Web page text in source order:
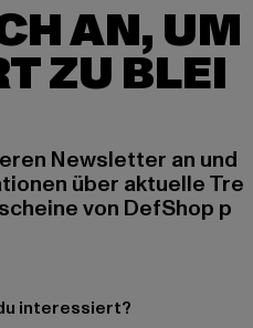
AN, UM
ZU BLEI
Newsletter an und
über aktuelle Tre
von DefShop p
interessiert?